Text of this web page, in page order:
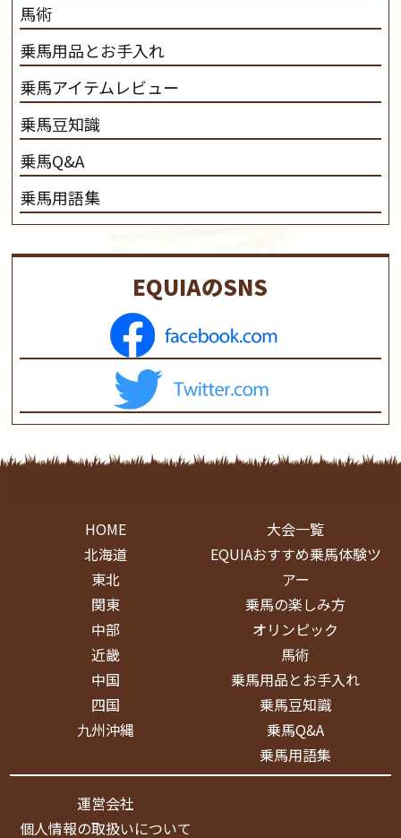
馬術
乗馬用品とお手入れ
乗馬アイテムレビュー
乗馬豆知識
乗馬Q&A
乗馬用語集
EQUIAのSNS
HOME
北海道
東北
関東
中部
近畿
中国
四国
九州沖縄
大会一覧
EQUIAおすすめ乗馬体験ツ
アー
乗馬の楽しみ方
オリンピック
馬術
乗馬用品とお手入れ
乗馬豆知識
乗馬Q&A
乗馬用語集
運営会社
個人情報の取扱いについて